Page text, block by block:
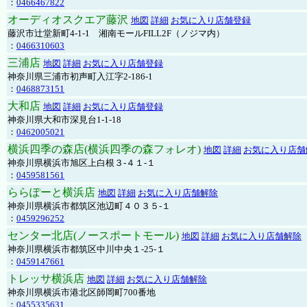
： 0466467822
オーディオスクエア藤沢 地図 詳細 お気に入り店舗登録
藤沢市辻堂新町4-1-1 湘南モールFILL2F（ノジマ内）
： 0466310603
三浦店 地図 詳細 お気に入り店舗登録
神奈川県三浦市初声町入江字2-186-1
： 0468873151
大和店 地図 詳細 お気に入り店舗登録
神奈川県大和市深見台1-1-18
： 0462005021
横浜四季の森店(横浜四季の森フォレオ) 地図 詳細 お気に入り店
神奈川県横浜市旭区上白根３-４１-１
： 0459581561
ららぽーと横浜店 地図 詳細 お気に入り店舗解除
神奈川県横浜市都筑区池辺町４０３５-１
： 0459296252
センター北店(ノースポートモール) 地図 詳細 お気に入り店舗解除
神奈川県横浜市都筑区中川中央１-25-１
： 0459147661
トレッサ横浜店 地図 詳細 お気に入り店舗解除
神奈川県横浜市港北区師岡町700番地
： 0455335631